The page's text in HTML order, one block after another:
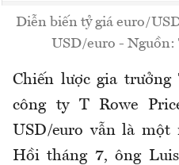
Diễn biến tỷ giá euro/
USD/euro - Nguồn:
Chiến lược gia trưởng
công ty T Rowe
USD/euro vẫn là một
Hồi tháng 7, ông